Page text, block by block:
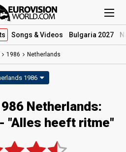
Songs & Videos Bulgaria 2027
1986 Netherlands
1986
Netherlands:
"Alles heeft ritme"